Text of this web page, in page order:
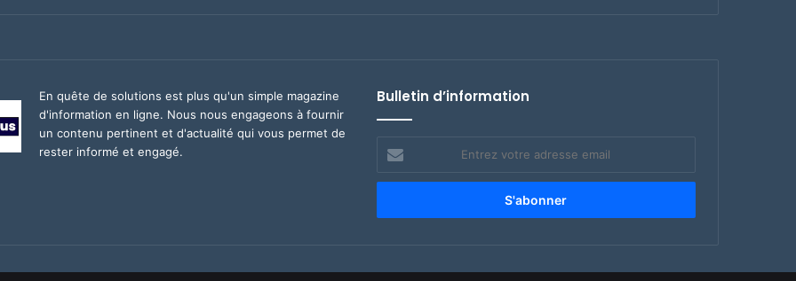
En quête de solutions est plus qu'un simple magazine
d'information en ligne. Nous nous engageons à fournir
un contenu pertinent et d'actualité qui vous permet de
rester informé et engagé.
Bulletin d’information
Entrez
votre
adresse